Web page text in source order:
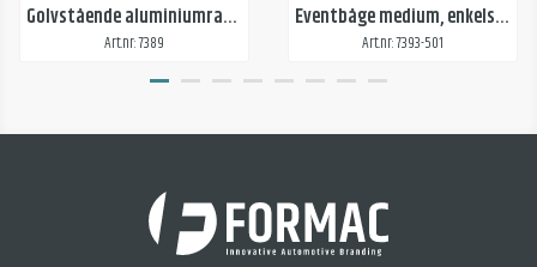
Golvstående aluminiumram för textilvepa
Art.nr: 7389
Eventbåge medium, enkelsidigt tryck
Art.nr: 7393-501